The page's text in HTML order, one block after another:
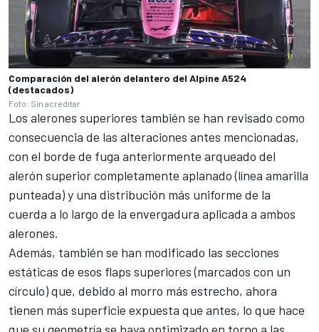
Comparación del alerón delantero del Alpine A524
(destacados)
Foto: Sin acreditar
Los alerones superiores también se han revisado como
consecuencia de las alteraciones antes mencionadas,
con el borde de fuga anteriormente arqueado del
alerón superior completamente aplanado (línea amarilla
punteada) y una distribución más uniforme de la
cuerda a lo largo de la envergadura aplicada a ambos
alerones.
Además, también se han modificado las secciones
estáticas de esos flaps superiores (marcados con un
círculo) que, debido al morro más estrecho, ahora
tienen más superficie expuesta que antes, lo que hace